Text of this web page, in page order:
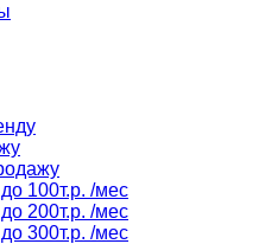
100т.р. /мес
200т.р. /мес
300т.р. /мес